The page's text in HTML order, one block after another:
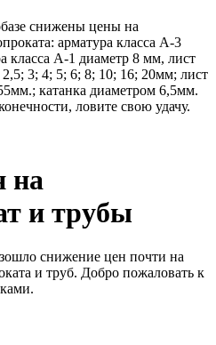
снижены цены на
арматура класса А-3
класса А-1 диаметр 8 мм, лист
3; 4; 5; 6; 8; 10; 16; 20мм; лист
катанка диаметром 6,5мм.
ловите свою удачу.
на
и трубы
снижение цен почти на
и труб. Добро пожаловать к